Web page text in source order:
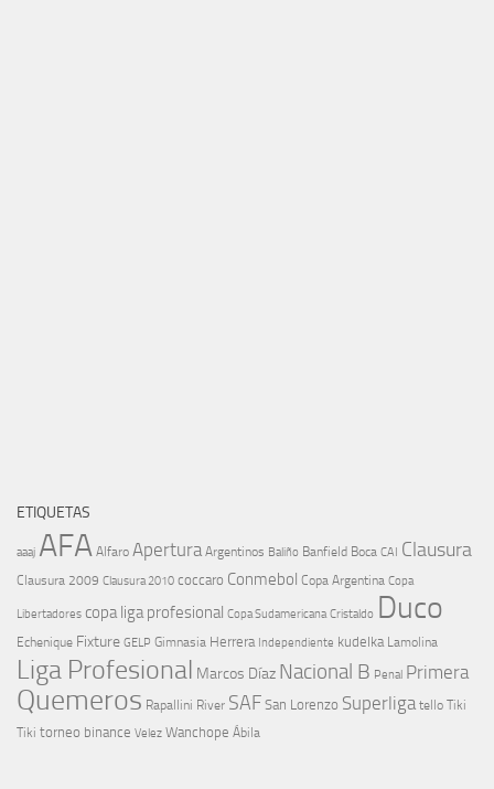
ETIQUETAS
aaaj AFA Alfaro Apertura Argentinos Baliño Banfield Boca CAI Clausura
Clausura 2009 Clausura 2010 coccaro Conmebol Copa Argentina Copa
Libertadores copa liga profesional Copa Sudamericana Cristaldo Duco
Echenique Fixture GELP Gimnasia Herrera Independiente kudelka Lamolina
Liga Profesional Marcos Díaz Nacional B Penal Primera
Quemeros Rapallini River SAF San Lorenzo Superliga tello Tiki
Tiki torneo binance Velez Wanchope Ábila